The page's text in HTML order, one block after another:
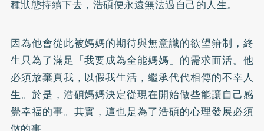
種狀態持續下去，浩碩便永遠無法過自己的人生。
因為他會從此被媽媽的期待與無意識的欲望箝制，終
生只為了滿足「我要成為全能媽媽」的需求而活。他
必須放棄真我，以假我生活，繼承代代相傳的不幸人
生。於是，浩碩媽媽決定從現在開始做些能讓自己感
覺幸福的事。其實，這也是為了浩碩的心理發展必須